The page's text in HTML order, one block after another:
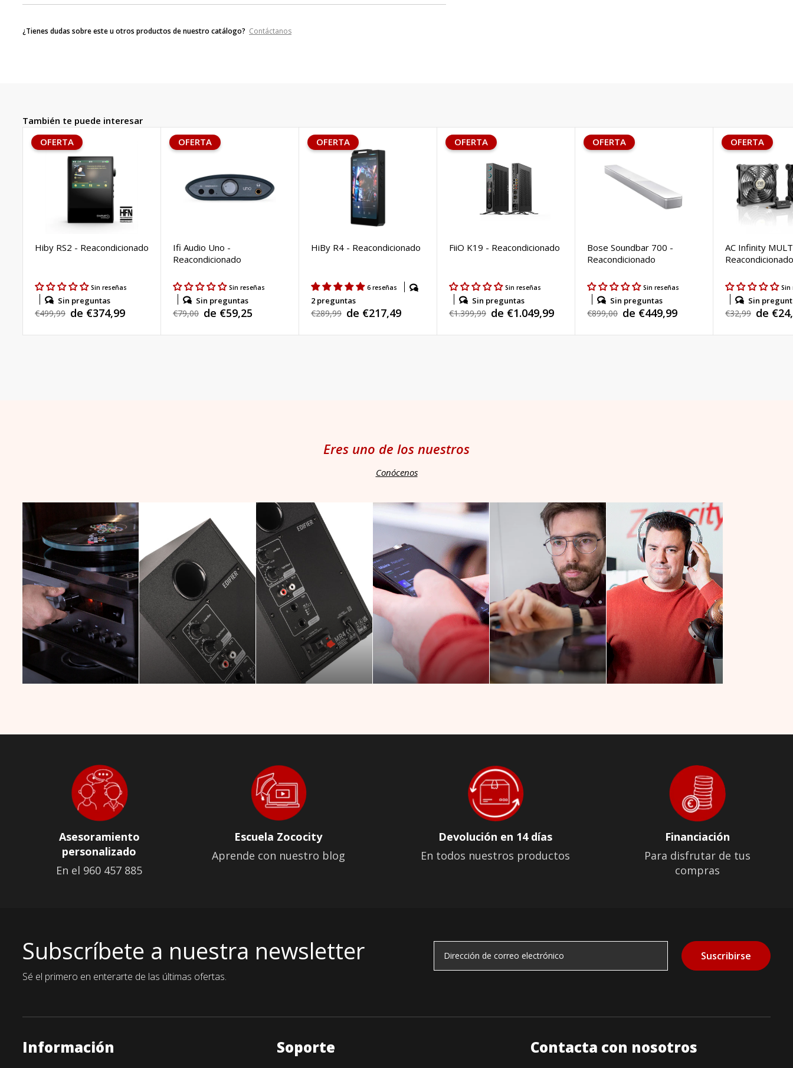
¿Tienes dudas sobre este u otros productos de nuestro catálogo? Contáctanos
También te puede interesar
OFERTA
Hiby RS2 - Reacondicionado
Sin reseñas
Sin preguntas
Precio
€499,99 Precio
de
de €374,99
OFERTA
Ifi Audio Uno -
Reacondicionado
Sin reseñas
Sin preguntas
Precio
€79,00 Precio
de
de €59,25
OFERTA
HiBy R4 - Reacondicionado
6 reseñas
2 preguntas
Precio
€289,99 Precio
de
de €217,49
OFERTA
FiiO K19 - Reacondicionado
Sin reseñas
Sin preguntas
Precio
€1.399,99 Precio
de
de €1.049,99
OFERTA
Bose Soundbar 700 -
Reacondicionado
Sin reseñas
Sin preguntas
Precio
€899,00 Precio
de
de €449,99
OFERTA
AC Infinity
Reacondicionado
Sin
Sin
Precio
€32,99 Precio
de
de
Eres uno de los nuestros
Conócenos
Asesoramiento
personalizado
En el 960 457 885
Escuela Zococity
Aprende con nuestro blog
Devolución en 14 días
En todos nuestros productos
Financiación
Para disfrutar de tus
compras
Subscríbete a nuestra newsletter
Sé el primero en enterarte de las últimas ofertas.
Suscribirse
Información Soporte Contacta con nosotros